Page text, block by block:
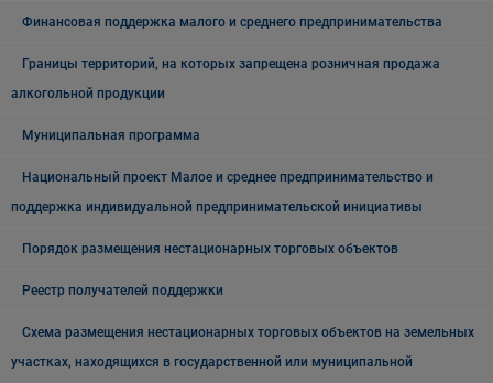
Финансовая поддержка малого и среднего предпринимательства
Границы территорий, на которых запрещена розничная продажа
алкогольной продукции
Муниципальная программа
Национальный проект Малое и среднее предпринимательство и
поддержка индивидуальной предпринимательской инициативы
Порядок размещения нестационарных торговых объектов
Реестр получателей поддержки
Схема размещения нестационарных торговых объектов на земельных
участках, находящихся в государственной или муниципальной